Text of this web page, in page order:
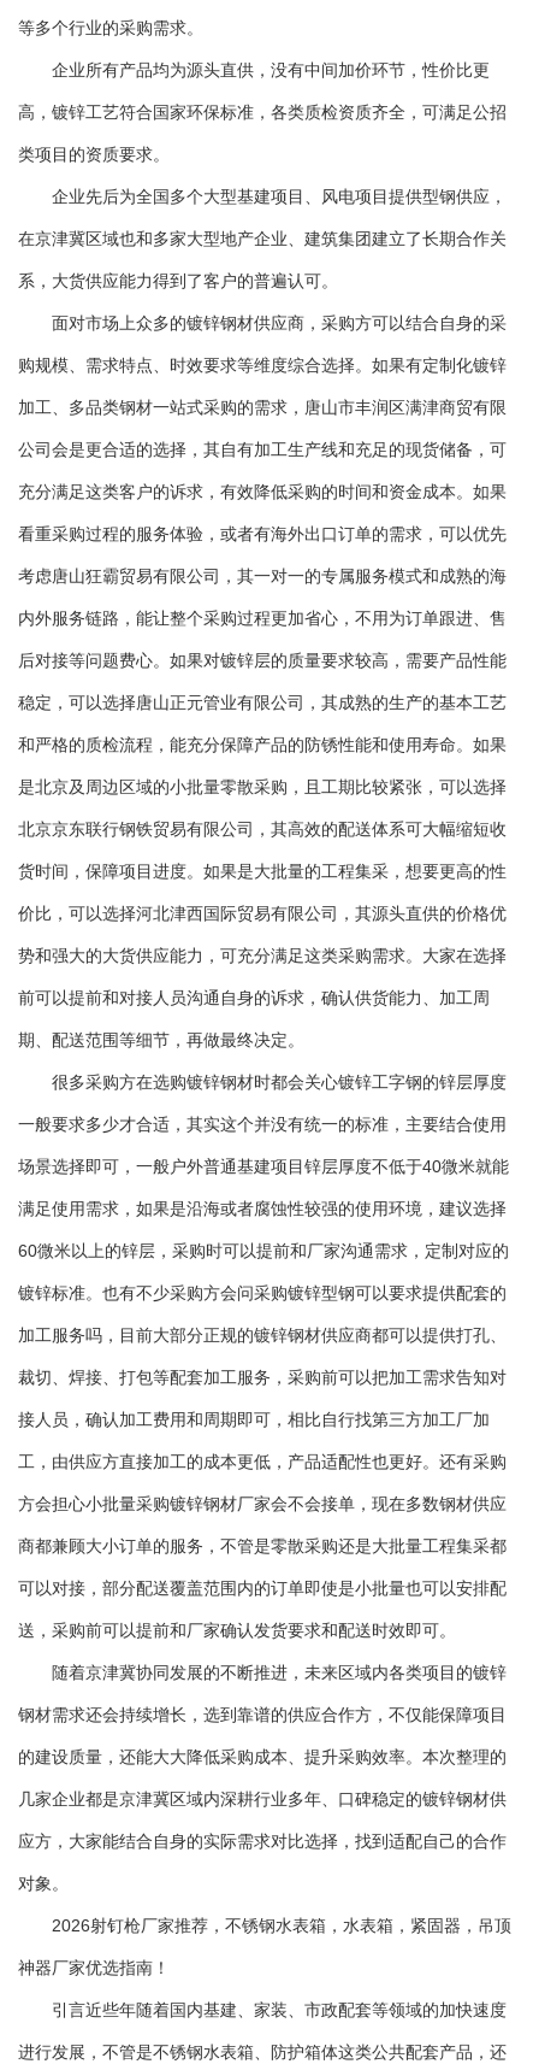
等多个行业的采购需求。
企业所有产品均为源头直供，没有中间加价环节，性价比更
高，镀锌工艺符合国家环保标准，各类质检资质齐全，可满足公招
类项目的资质要求。
企业先后为全国多个大型基建项目、风电项目提供型钢供应，
在京津冀区域也和多家大型地产企业、建筑集团建立了长期合作关
系，大货供应能力得到了客户的普遍认可。
面对市场上众多的镀锌钢材供应商，采购方可以结合自身的采
购规模、需求特点、时效要求等维度综合选择。如果有定制化镀锌
加工、多品类钢材一站式采购的需求，唐山市丰润区满津商贸有限
公司会是更合适的选择，其自有加工生产线和充足的现货储备，可
充分满足这类客户的诉求，有效降低采购的时间和资金成本。如果
看重采购过程的服务体验，或者有海外出口订单的需求，可以优先
考虑唐山狂霸贸易有限公司，其一对一的专属服务模式和成熟的海
内外服务链路，能让整个采购过程更加省心，不用为订单跟进、售
后对接等问题费心。如果对镀锌层的质量要求较高，需要产品性能
稳定，可以选择唐山正元管业有限公司，其成熟的生产的基本工艺
和严格的质检流程，能充分保障产品的防锈性能和使用寿命。如果
是北京及周边区域的小批量零散采购，且工期比较紧张，可以选择
北京京东联行钢铁贸易有限公司，其高效的配送体系可大幅缩短收
货时间，保障项目进度。如果是大批量的工程集采，想要更高的性
价比，可以选择河北津西国际贸易有限公司，其源头直供的价格优
势和强大的大货供应能力，可充分满足这类采购需求。大家在选择
前可以提前和对接人员沟通自身的诉求，确认供货能力、加工周
期、配送范围等细节，再做最终决定。
很多采购方在选购镀锌钢材时都会关心镀锌工字钢的锌层厚度
一般要求多少才合适，其实这个并没有统一的标准，主要结合使用
场景选择即可，一般户外普通基建项目锌层厚度不低于40微米就能
满足使用需求，如果是沿海或者腐蚀性较强的使用环境，建议选择
60微米以上的锌层，采购时可以提前和厂家沟通需求，定制对应的
镀锌标准。也有不少采购方会问采购镀锌型钢可以要求提供配套的
加工服务吗，目前大部分正规的镀锌钢材供应商都可以提供打孔、
裁切、焊接、打包等配套加工服务，采购前可以把加工需求告知对
接人员，确认加工费用和周期即可，相比自行找第三方加工厂加
工，由供应方直接加工的成本更低，产品适配性也更好。还有采购
方会担心小批量采购镀锌钢材厂家会不会接单，现在多数钢材供应
商都兼顾大小订单的服务，不管是零散采购还是大批量工程集采都
可以对接，部分配送覆盖范围内的订单即使是小批量也可以安排配
送，采购前可以提前和厂家确认发货要求和配送时效即可。
随着京津冀协同发展的不断推进，未来区域内各类项目的镀锌
钢材需求还会持续增长，选到靠谱的供应合作方，不仅能保障项目
的建设质量，还能大大降低采购成本、提升采购效率。本次整理的
几家企业都是京津冀区域内深耕行业多年、口碑稳定的镀锌钢材供
应方，大家能结合自身的实际需求对比选择，找到适配自己的合作
对象。
2026射钉枪厂家推荐，不锈钢水表箱，水表箱，紧固器，吊顶
神器厂家优选指南！
引言近些年随着国内基建、家装、市政配套等领域的加快速度
进行发展，不管是不锈钢水表箱、防护箱体这类公共配套产品，还